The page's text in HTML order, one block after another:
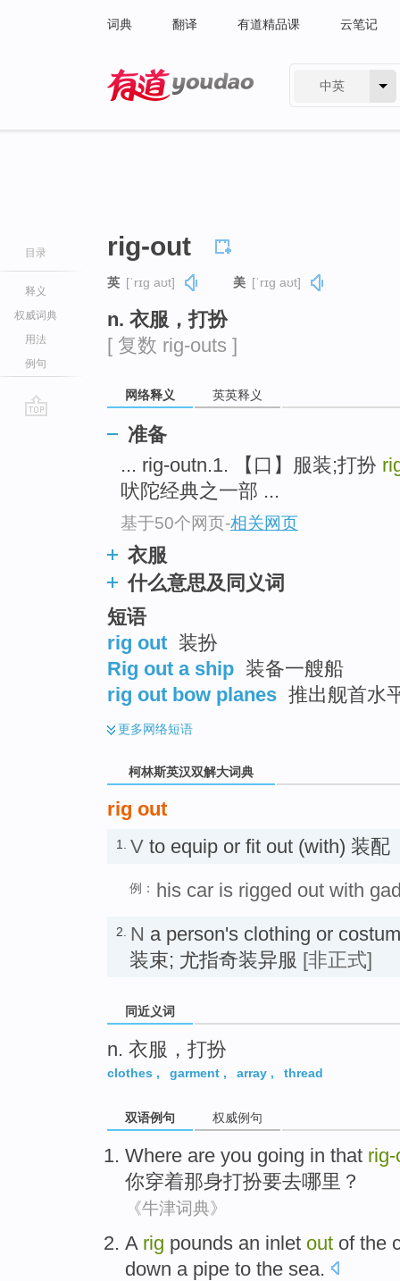
词典 翻译 有道精品课 云笔记
中英
目录
释义
权威词典
用法
例句
rig-out
英 [ˈrɪɡ aʊt] 美 [ˈrɪɡ aʊt]
n. 衣服，打扮
[ 复数 rig-outs ]
网络释义 英英释义
准备
... rig-outn.1. 【口】服装;打扮
吠陀经典之一部 ...
基于50个网页-相关网页
衣服
什么意思及同义词
短语
rig out 装扮
Rig out a ship 装备一艘船
rig out bow planes 推出舰首水
更多网络短语
柯林斯英汉双解大词典
rig out
1. V to equip or fit out (with) 装配
例： his car is rigged out with
2. N a person's clothing or
装束; 尤指奇装异服 [非正式]
同近义词
n. 衣服，打扮
clothes , garment , array , thread
双语例句 权威例句
Where are you going in that
你穿着那身打扮要去哪里 ？
《牛津词典》
A rig pounds an inlet out ofthe
down a pipe to the sea.